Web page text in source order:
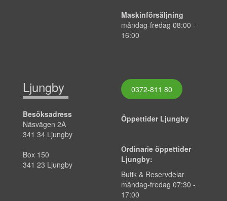
Maskinförsäljning
måndag-fredag 08:00 -
16:00
Ljungby
Besöksadress
Näsvägen 2A
341 34 Ljungby
Box 150
341 23 Ljungby
0372-811 80
Öppettider Ljungby
Ordinarie öppettider
Ljungby:
Butik & Reservdelar
måndag-fredag 07:30 -
17:00